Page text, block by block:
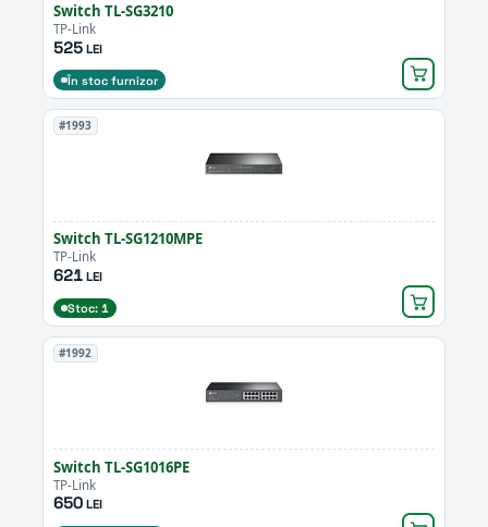
Switch TL-SG3210
TP-Link
525LEI
În stoc furnizor
#1993
Switch TL-SG1210MPE
TP-Link
621LEI
Stoc: 1
#1992
Switch TL-SG1016PE
TP-Link
650LEI